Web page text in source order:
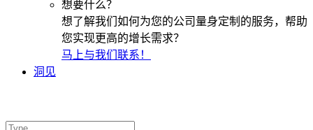
想要什么？
想了解我们如何为您的公司量身定制的服务，帮助
您实现更高的增长需求？
马上与我们联系！
洞见